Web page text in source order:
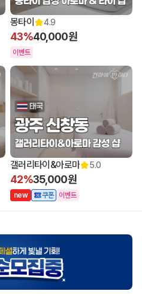
몽타이 4.9
43%40,000원
이벤트
갤러리타이&아로마 5.0
42%35,000원
new 쿠폰 이벤트